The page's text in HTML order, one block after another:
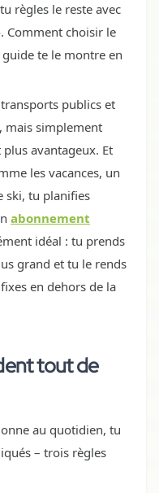
règles le reste avec
Comment choisir le
te le montre en
publics et
mais simplement
avantageux. Et
les vacances, un
ski, tu planifies
abonnement
idéal : tu prends
grand et tu le rends
en dehors de la
tout de
au quotidien, tu
– trois règles